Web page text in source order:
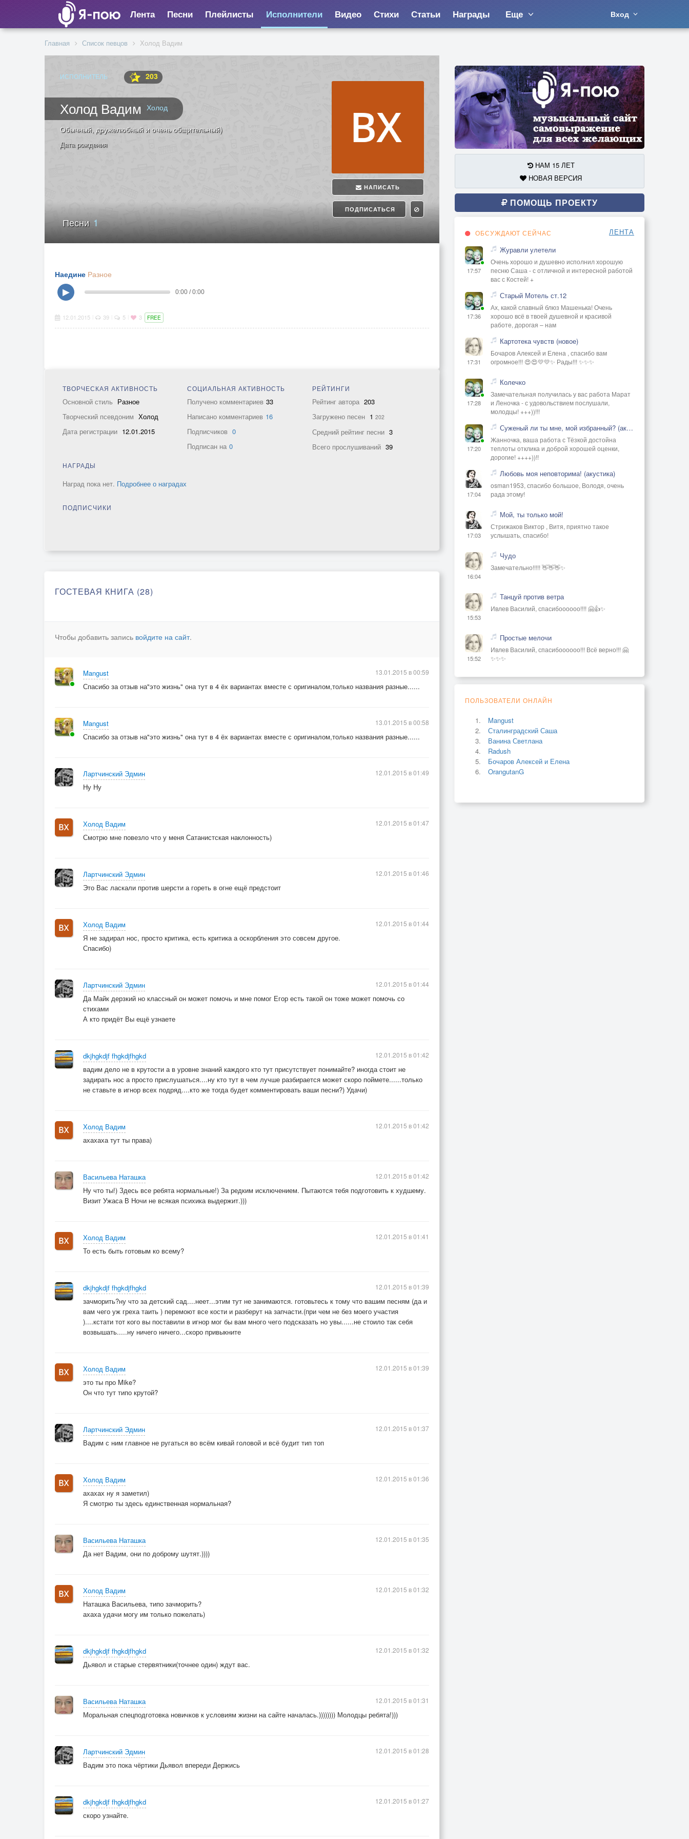
Лента Песни Плейлисты Исполнители Видео Стихи Статьи Награды Еще Вход
Главная Список певцов Холод Вадим
ИСПОЛНИТЕЛЬ 203
Холод Вадим Холод
НАПИСАТЬ
ПОДПИСАТЬСЯ
Обычный, дружелюбный и очень общительный)
Дата рождения
Песни1
Наедине Разное
▶
0:00 / 0:00
12.01.2015 39 5 3 FREE
ТВОРЧЕСКАЯ АКТИВНОСТЬ
Основной стиль Разное
Творческий псевдоним Холод
Дата регистрации 12.01.2015
СОЦИАЛЬНАЯ АКТИВНОСТЬ
Получено комментариев 33
Написано комментариев 16
Подписчиков 0
Подписан на 0
РЕЙТИНГИ
Рейтинг автора 203
Загружено песен 1 202
Средний рейтинг песни 3
Всего прослушиваний 39
НАГРАДЫ
Наград пока нет. Подробнее о наградах
ПОДПИСЧИКИ
ГОСТЕВАЯ КНИГА (28)
Чтобы добавить запись войдите на сайт.
Mangust
Спасибо за отзыв на"это жизнь" она тут в 4 ёх вариантах вместе с оригиналом,только названия разные......
13.01.2015 в 00:59
Mangust
Спасибо за отзыв на"это жизнь" она тут в 4 ёх вариантах вместе с оригиналом,только названия разные......
13.01.2015 в 00:58
Лартчинский Эдмин
Ну Ну
12.01.2015 в 01:49
Холод Вадим
Смотрю мне повезло что у меня Сатанистская наклонность)
12.01.2015 в 01:47
Лартчинский Эдмин
Это Вас ласкали против шерсти а гореть в огне ещё предстоит
12.01.2015 в 01:46
Холод Вадим
Я не задирал нос, просто критика, есть критика а оскорбления это совсем другое.
Спасибо)
12.01.2015 в 01:44
Лартчинский Эдмин
Да Майк дерзкий но классный он может помочь и мне помог Егор есть такой он тоже может помочь со
стихами
А кто придёт Вы ещё узнаете
12.01.2015 в 01:44
dkjhgkdjf fhgkdjfhgkd
вадим дело не в крутости а в уровне знаний каждого кто тут присутствует понимайте? иногда стоит не
задирать нос а просто прислушаться....ну кто тут в чем лучше разбирается может скоро поймете......только
не ставьте в игнор всех подряд....кто же тогда будет комментировать ваши песни?) Удачи)
12.01.2015 в 01:42
Холод Вадим
ахахаха тут ты права)
12.01.2015 в 01:42
Васильева Наташка
Ну что ты!) Здесь все ребята нормальные!) За редким исключением. Пытаются тебя подготовить к худшему.
Визит Ужаса В Ночи не всякая психика выдержит.)))
12.01.2015 в 01:42
Холод Вадим
То есть быть готовым ко всему?
12.01.2015 в 01:41
dkjhgkdjf fhgkdjfhgkd
зачморить?ну что за детский сад....неет...этим тут не занимаются. готовьтесь к тому что вашим песням (да и
вам чего уж греха таить ) перемоют все кости и разберут на запчасти.(при чем не без моего участия
)....кстати тот кого вы поставили в игнор мог бы вам много чего подсказать но увы......не стоило так себя
возвышать.....ну ничего ничего...скоро привыкните
12.01.2015 в 01:39
Холод Вадим
это ты про Mike?
Он что тут типо крутой?
12.01.2015 в 01:39
Лартчинский Эдмин
Вадим с ним главное не ругаться во всём кивай головой и всё будит тип топ
12.01.2015 в 01:37
Холод Вадим
ахахах ну я заметил)
Я смотрю ты здесь единственная нормальная?
12.01.2015 в 01:36
Васильева Наташка
Да нет Вадим, они по доброму шутят.))))
12.01.2015 в 01:35
Холод Вадим
Наташка Васильева, типо зачморить?
ахаха удачи могу им только пожелать)
12.01.2015 в 01:32
dkjhgkdjf fhgkdjfhgkd
Дьявол и старые стервятники(точнее один) ждут вас.
12.01.2015 в 01:32
Васильева Наташка
Моральная спецподготовка новичков к условиям жизни на сайте началась.)))))))) Молодцы ребята!)))
12.01.2015 в 01:31
Лартчинский Эдмин
Вадим это пока чёртики Дьявол впереди Держись
12.01.2015 в 01:28
dkjhgkdjf fhgkdjfhgkd
скоро узнайте.
12.01.2015 в 01:27
НАМ 15 ЛЕТ
НОВАЯ ВЕРСИЯ
ПОМОЩЬ ПРОЕКТУ
ОБСУЖДАЮТ СЕЙЧАС ЛЕНТА
17:57
Журавли улетели
Очень хорошо и душевно исполнил хорошую
песню Саша - с отличной и интересной работой
вас с Костей! +
17:36
Старый Мотель ст.12
Ах, какой славный блюз Машенька! Очень
хорошо всё в твоей душевной и красивой
работе, дорогая – нам
17:31
Картотека чувств (новое)
Бочаров Алексей и Елена , спасибо вам
огромное!!! 😍😍💛💛✨ Рады!!! ✨✨✨
17:28
Колечко
Замечательная получилась у вас работа Марат
и Леночка - с удовольствием послушали,
молодцы! +++))!!!
17:20
Суженый ли ты мне, мой избранный? (акустика)
Жанночка, ваша работа с Тёзкой достойна
теплоты отклика и доброй хорошей оценки,
дорогие! ++++))!!
17:04
Любовь моя неповторима! (акустика)
osman1953, спасибо большое, Володя, очень
рада этому!
17:03
Мой, ты только мой!
Стрижаков Виктор , Витя, приятно такое
услышать, спасибо!
16:04
Чудо
Замечательно!!!!! 👋👋👋✨
15:53
Танцуй против ветра
Ивлев Василий, спасибоооооо!!!! 🤗👍✨
15:52
Простые мелочи
Ивлев Василий, спасибоооооо!!! Всё верно!!! 🤗
✨✨✨
ПОЛЬЗОВАТЕЛИ ОНЛАЙН
Mangust
Сталинградский Саша
Ванина Светлана
Radush
Бочаров Алексей и Елена
OrangutanG